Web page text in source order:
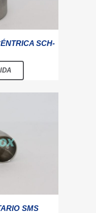
SCH-
SMS